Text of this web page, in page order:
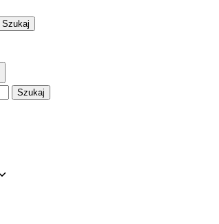
Szukaj
Szukaj